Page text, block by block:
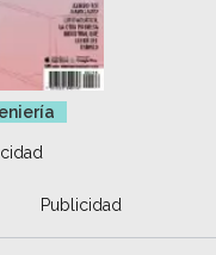
Publicidad